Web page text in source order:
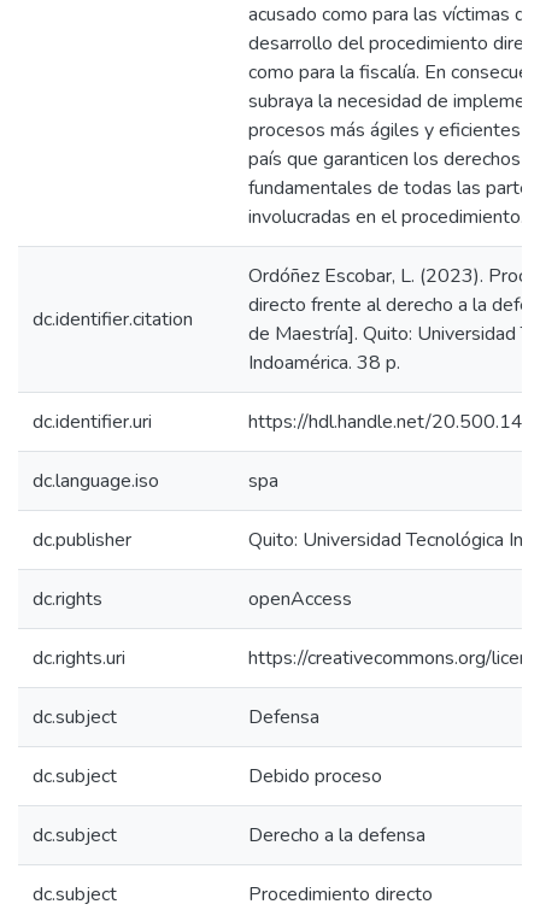
acusado como para las víctimas
desarrollo del procedimiento
como para la fiscalía. En
subraya la necesidad de
procesos más ágiles y eficientes
país que garanticen los derechos
fundamentales de todas las partes
involucradas en el procedimiento.
dc.identifier.citation
Ordóñez Escobar, L. (2023).
directo frente al derecho a la
de Maestría]. Quito: Universidad
Indoamérica. 38 p.
dc.identifier.uri https://hdl.handle.net/
dc.language.iso spa
dc.publisher Quito: Universidad Tecnológica
dc.rights openAccess
dc.rights.uri https://creativecommons.org/
dc.subject Defensa
dc.subject Debido proceso
dc.subject Derecho a la defensa
dc.subject Procedimiento directo